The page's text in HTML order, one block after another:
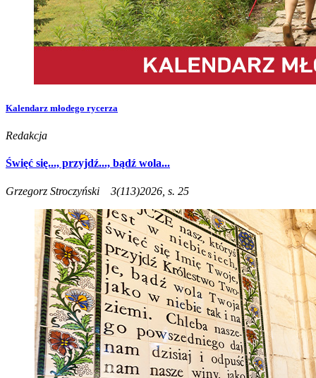
Kalendarz młodego rycerza
Redakcja
Święć się..., przyjdź..., bądź wola...
Grzegorz Stroczyński 3(113)2026, s. 25